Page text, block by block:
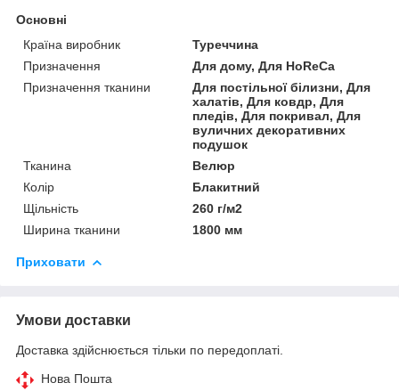
Основні
Країна виробник
Туреччина
Призначення
Для дому, Для HoReCa
Призначення тканини
Для постільної білизни, Для
халатів, Для ковдр, Для
пледів, Для покривал, Для
вуличних декоративних
подушок
Тканина
Велюр
Колір
Блакитний
Щільність
260 г/м2
Ширина тканини
1800 мм
Приховати
Умови доставки
Доставка здійснюється тільки по передоплаті.
Нова Пошта